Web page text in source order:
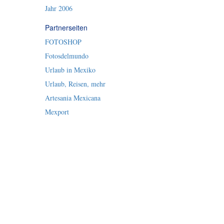
Jahr 2006
Partnerseiten
FOTOSHOP
Fotosdelmundo
Urlaub in Mexiko
Urlaub, Reisen, mehr
Artesania Mexicana
Mexport